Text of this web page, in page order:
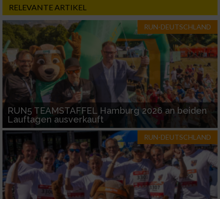
RELEVANTE ARTIKEL
RUN-DEUTSCHLAND
RUN5 TEAMSTAFFEL Hamburg 2026 an beiden
Lauftagen ausverkauft
RUN-DEUTSCHLAND